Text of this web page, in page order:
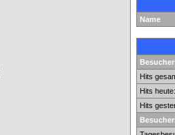
Name
Hits
Hits heute:
Hits